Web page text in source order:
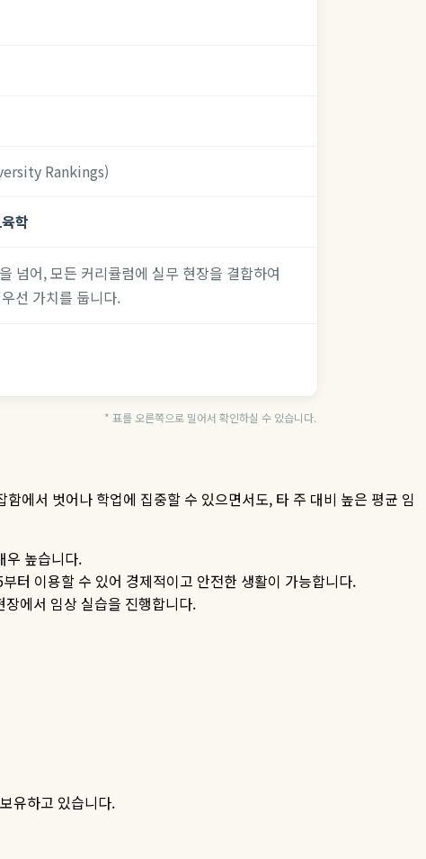
Rankings)
학
어, 모든 커리큘럼에 실무 현장을 결합하여
선 가치를 둡니다.
* 표를 오른쪽으로 밀어서 확인하실 수 있습니다.
함에서 벗어나 학업에 집중할 수 있으면서도, 타 주 대비 높은 평균 임
우 높습니다.
부터 이용할 수 있어 경제적이고 안전한 생활이 가능합니다.
에서 임상 실습을 진행합니다.
유하고 있습니다.